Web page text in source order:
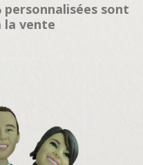
personnalisées sont
la vente